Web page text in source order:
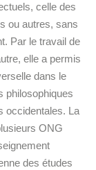
celle des
ou autres, sans
Par le travail de
elle a permis
dans le
philosophiques
occidentales. La
ONG
des études